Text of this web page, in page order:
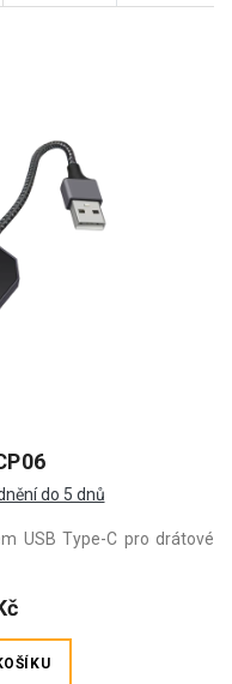
do 5 dnů
USB Type-C pro drátové